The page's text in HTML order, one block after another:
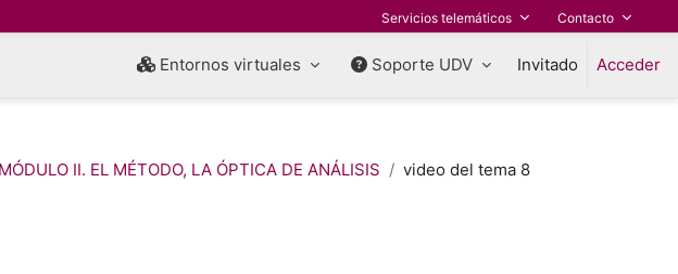
Servicios telemáticos Contacto
Entornos virtuales Soporte UDV Invitado Acceder
MÓDULO II. EL MÉTODO, LA ÓPTICA DE ANÁLISIS video del tema 8